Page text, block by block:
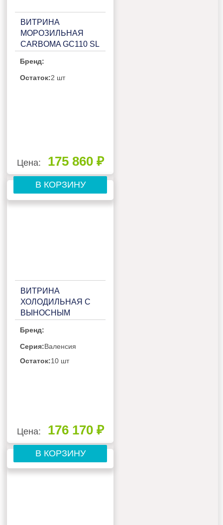
ВИТРИНА
МОРОЗИЛЬНАЯ
CARBOMA GC110 SL
110)(1802259P.1548)
Бренд:
Остаток:2 шт
Цена: 175 860 ₽
В КОРЗИНУ
ВИТРИНА
ХОЛОДИЛЬНАЯ С
ВЫНОСНЫМ
МАРИХОЛОДМАШ
ВАЛЕНСИЯ
ВХС-1,875
Бренд:
Серия:Валенсия
Остаток:10 шт
Цена: 176 170 ₽
В КОРЗИНУ